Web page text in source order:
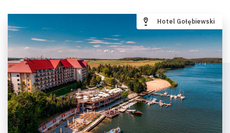
Hotel Gołębiewski